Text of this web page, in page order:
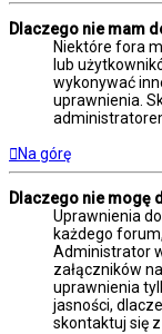
Dlaczego nie mam
Niektóre fora
lub
wykonywać
uprawnienia.
Na górę
Dlaczego nie mogę
Uprawnienia
każdego
Administrator
załączników
uprawnienia
jasności,
skontaktuj się